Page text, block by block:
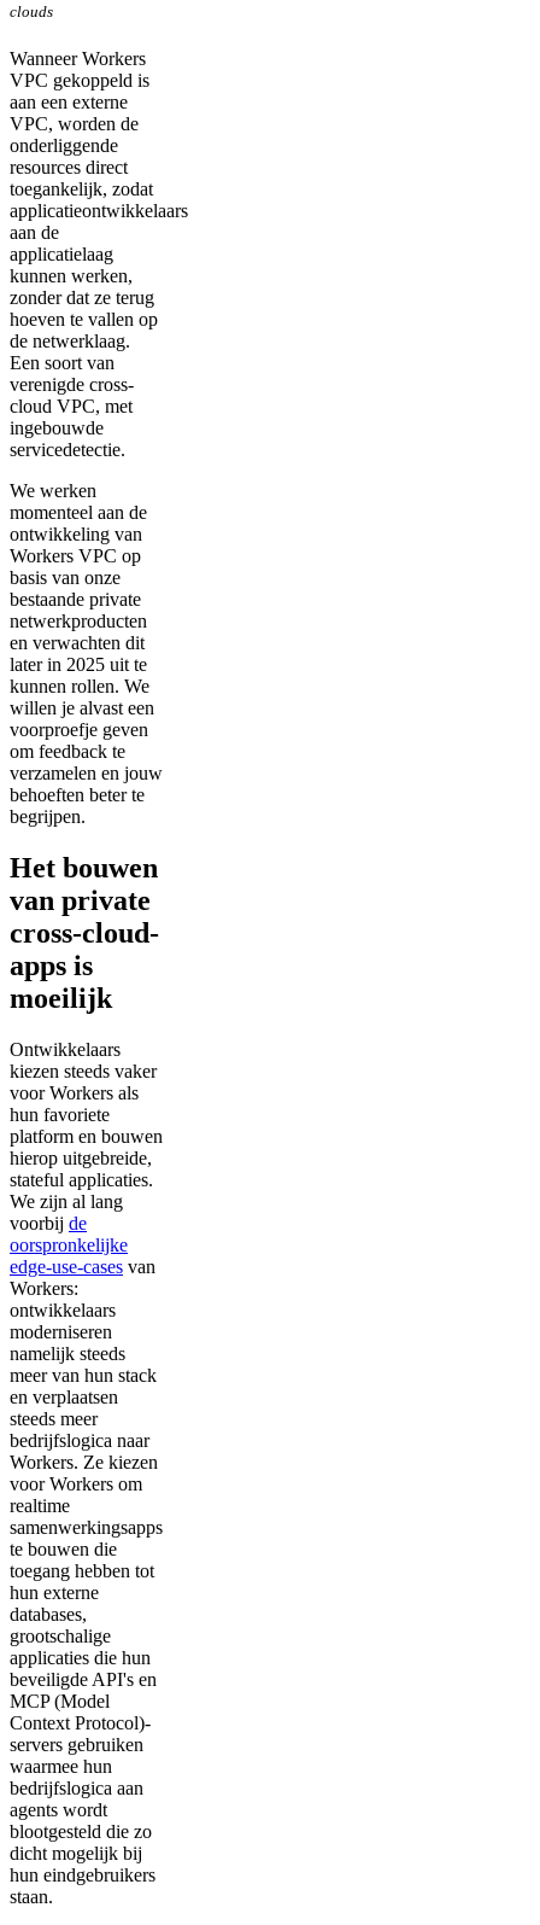
clouds
Wanneer Workers
VPC gekoppeld is
aan een externe
VPC, worden de
onderliggende
resources direct
toegankelijk, zodat
applicatieontwikkelaars
aan de
applicatielaag
kunnen werken,
zonder dat ze terug
hoeven te vallen op
de netwerklaag.
Een soort van
verenigde cross-
cloud VPC, met
ingebouwde
servicedetectie.
We werken
momenteel aan de
ontwikkeling van
Workers VPC op
basis van onze
bestaande private
netwerkproducten
en verwachten dit
later in 2025 uit te
kunnen rollen. We
willen je alvast een
voorproefje geven
om feedback te
verzamelen en jouw
behoeften beter te
begrijpen.
Het bouwen
van private
cross-cloud-
apps is
moeilijk
Ontwikkelaars
kiezen steeds vaker
voor Workers als
hun favoriete
platform en bouwen
hierop uitgebreide,
stateful applicaties.
We zijn al lang
voorbij de
oorspronkelijke
edge-use-cases van
Workers:
ontwikkelaars
moderniseren
namelijk steeds
meer van hun stack
en verplaatsen
steeds meer
bedrijfslogica naar
Workers. Ze kiezen
voor Workers om
realtime
samenwerkingsapps
te bouwen die
toegang hebben tot
hun externe
databases,
grootschalige
applicaties die hun
beveiligde API's en
MCP (Model
Context Protocol)-
servers gebruiken
waarmee hun
bedrijfslogica aan
agents wordt
blootgesteld die zo
dicht mogelijk bij
hun eindgebruikers
staan.